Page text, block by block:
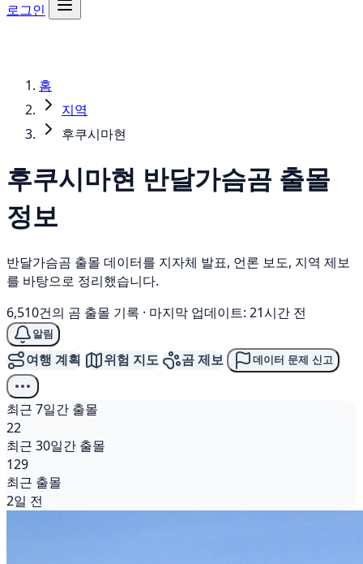
로그인
홈
지역
후쿠시마현
후쿠시마현 반달가슴곰 출몰
정보
반달가슴곰 출몰 데이터를 지자체 발표, 언론 보도, 지역 제보
를 바탕으로 정리했습니다.
6,510건의 곰 출몰 기록 · 마지막 업데이트: 21시간 전
알림
여행 계획 위험 지도 곰 제보 데이터 문제 신고
최근 7일간 출몰
22
최근 30일간 출몰
129
최근 출몰
2일 전